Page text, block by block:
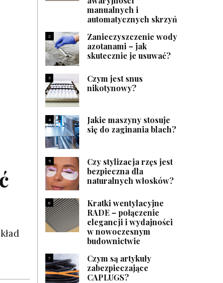
manualnych i
automatycznych skrzyń
2
Zanieczyszczenie wody
azotanami – jak
skutecznie je usuwać?
3
Czym jest snus
nikotynowy?
4
Jakie maszyny stosuje
się do zaginania blach?
5
Czy stylizacja rzęs jest
bezpieczna dla
naturalnych włosków?
6
Kratki wentylacyjne
RADE – połączenie
elegancji i wydajności
w nowoczesnym
budownictwie
7
Czym są artykuły
zabezpieczające
CAPLUGS?